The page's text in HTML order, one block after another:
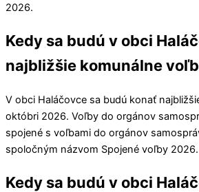
2026.
Kedy sa budú v obci
najbližšie komunálne
V obci Haláčovce sa budú konať
októbri 2026. Voľby do orgánov
spojené s voľbami do orgánov
spoločným názvom Spojené voľby 2026.
Kedy sa budú v obci